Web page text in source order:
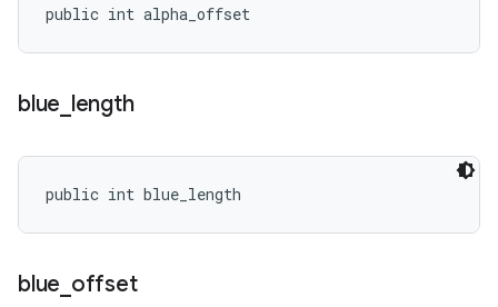
public int alpha_offset
blue length
public int blue_length
blue offset